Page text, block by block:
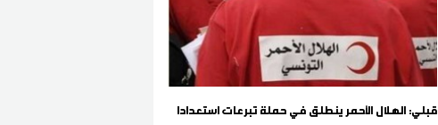
قبلي: الهلال الأحمر ينطلق في حملة تبرعات استعدادا